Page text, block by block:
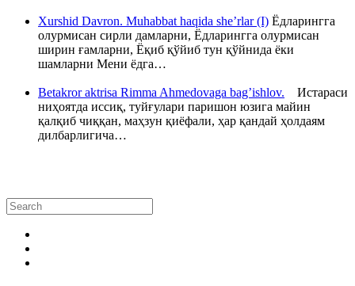
Xurshid Davron. Muhabbat haqida she’rlar (I) Ёдларингга
олурмисан сирли дамларни, Ёдларингга олурмисан
ширин ғамларни, Ёқиб қўйиб тун қўйнида ёки
шамларни Мени ёдга…
Betakror aktrisa Rimma Ahmedovaga bag’ishlov. Истараси
ниҳоятда иссиқ, туйғулари паришон юзига майин
қалқиб чиққан, маҳзун қиёфали, ҳар қандай ҳолдаям
дилбарлигича…